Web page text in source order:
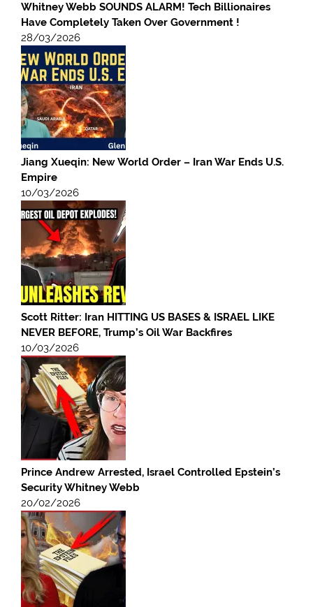
Whitney Webb SOUNDS ALARM! Tech Billionaires
Have Completely Taken Over Government !
28/03/2026
Jiang Xueqin: New World Order – Iran War Ends U.S.
Empire
10/03/2026
Scott Ritter: Iran HITTING US BASES & ISRAEL LIKE
NEVER BEFORE, Trump’s Oil War Backfires
10/03/2026
Prince Andrew Arrested, Israel Controlled Epstein’s
Security Whitney Webb
20/02/2026